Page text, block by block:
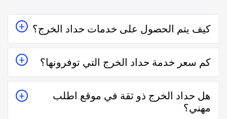
كيف يتم الحصول على خدمات حداد الخرج؟
يتم الحصول على خدمات حداد الخرج من خلال التواصل معه
إما على الواتساب أو تليفونياً وطلب الخدمة منه بعمل زيارة
للمكان أو تقدير سعر الخدمة قبل الزيارة والإتفاق.
كم سعر خدمة حداد الخرج التي توفرونها؟
تختلف اسعار خدمات حداد الخرج وفقاً لعدة عناصر منها
قرب المسافة وحجم العمل وتوقيته وهل هو عمل مستعجل
أم لا.
هل حداد الخرج ذو ثقة في موقع اطلب
مهني؟